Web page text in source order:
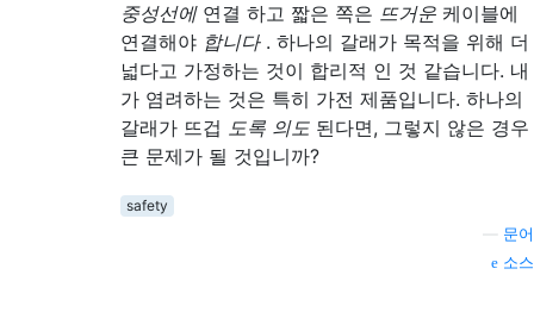
중성선에연결 하고 짧은 쪽은 뜨거운 케이블에
연결해야 합니다. 하나의 갈래가 목적을 위해 더
넓다고 가정하는 것이 합리적 인 것 같습니다. 내
가 염려하는 것은 특히 가전 제품입니다. 하나의
갈래가 뜨겁 도록 의도 된다면, 그렇지 않은 경우
큰 문제가 될 것입니까?
safety
문어
소스